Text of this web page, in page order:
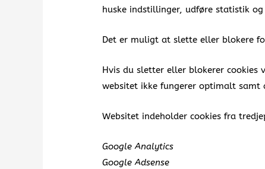
huske indstillinger, udføre statistik
Det er muligt at slette eller blokere
Hvis du sletter eller blokerer cookies
websitet ikke fungerer optimalt
Websitet indeholder cookies fra
Google Analytics
Google Adsense